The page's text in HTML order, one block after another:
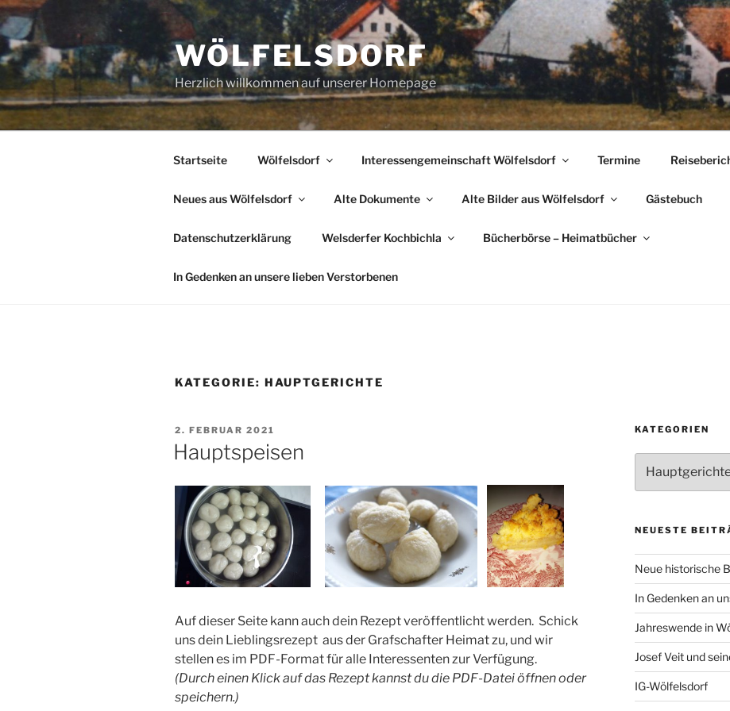
Zum
Inhalt
springen
WÖLFELSDORF
Herzlich willkommen auf unserer Homepage
Startseite Wölfelsdorf Interessengemeinschaft Wölfelsdorf Termine
Neues aus Wölfelsdorf Alte Dokumente Alte Bilder aus Wölfelsdorf Gästebuch
Datenschutzerklärung Welsderfer Kochbichla Bücherbörse – Heimatbücher
In Gedenken an unsere lieben Verstorbenen
KATEGORIE: HAUPTGERICHTE
VERÖFFENTLICHT
AM
2. FEBRUAR 2021
Hauptspeisen
Auf dieser Seite kann auch dein Rezept veröffentlicht werden. Schick
uns dein Lieblingsrezept aus der Grafschafter Heimat zu, und wir
stellen es im PDF-Format für alle Interessenten zur Verfügung.
(Durch einen Klick auf das Rezept kannst du die PDF-Datei öffnen oder
speichern.)
KATEGORIEN
NEUESTE
Neue historische
In Gedenken an
Jahreswende in
Josef Veit und
IG-Wölfelsdorf